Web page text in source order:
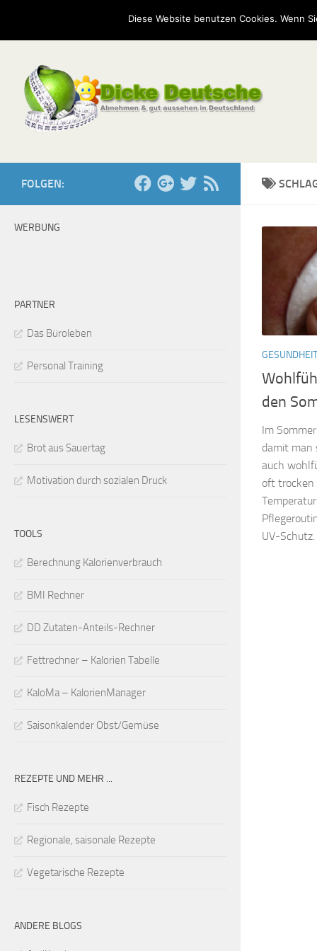
Kontakt Serien Umfragen
GESUNDHEIT
den
Im
damit man
auch
oft trocken
UV-Schutz.
FOLGEN:
WERBUNG
PARTNER
Das Büroleben
Personal Training
LESENSWERT
Brot aus Sauertag
Motivation durch sozialen Druck
TOOLS
Berechnung Kalorienverbrauch
BMI Rechner
DD Zutaten-Anteils-Rechner
Fettrechner – Kalorien Tabelle
KaloMa – KalorienManager
Saisonkalender Obst/Gemüse
REZEPTE UND MEHR ...
Fisch Rezepte
Regionale, saisonale Rezepte
Vegetarische Rezepte
ANDERE BLOGS
Diese Website benutzen Cookies. Wenn